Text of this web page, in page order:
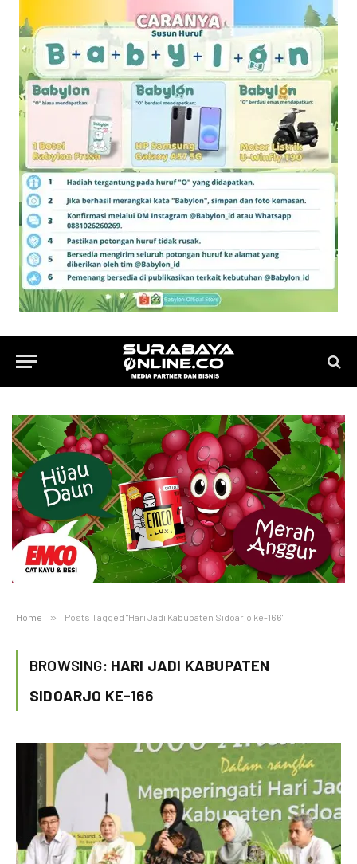
Home » Posts Tagged "Hari Jadi Kabupaten Sidoarjo ke-166"
BROWSING: HARI JADI KABUPATEN
SIDOARJO KE-166